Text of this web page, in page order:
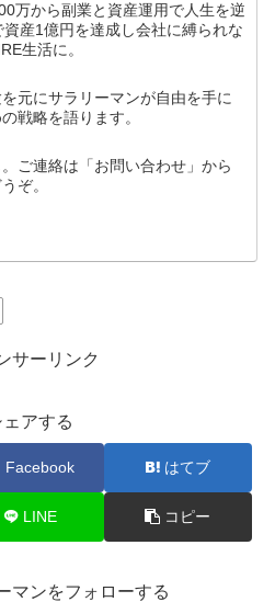
万から副業と資産運用で人生を逆
産1億円を達成し会社に縛られな
生活に。
元にサラリーマンが自由を手に
戦略を語ります。
ご連絡は「お問い合わせ」から
ぞ。
サーリンク
ェアする
Facebook はてブ
LINE コピー
マンをフォローする